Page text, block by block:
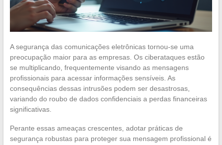
A segurança das comunicações eletrônicas tornou-se uma
preocupação maior para as empresas. Os ciberataques estão
se multiplicando, frequentemente visando as mensagens
profissionais para acessar informações sensíveis. As
consequências dessas intrusões podem ser desastrosas,
variando do roubo de dados confidenciais a perdas financeiras
significativas.
Perante essas ameaças crescentes, adotar práticas de
segurança robustas para proteger sua mensagem profissional é